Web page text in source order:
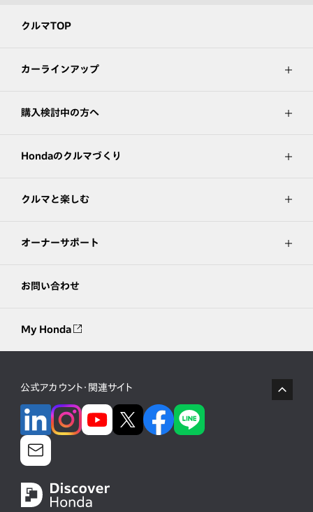
クルマTOP
カーラインアップ
購入検討中の方へ
Hondaのクルマづくり
クルマと楽しむ
オーナーサポート
お問い合わせ
My Honda
公式アカウント・関連サイト